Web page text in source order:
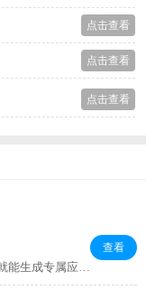
点击查看
点击查看
点击查看
能生成专属应
导出APK，秒
查看